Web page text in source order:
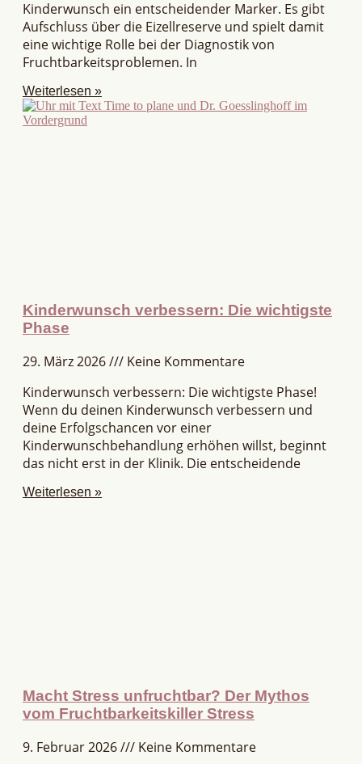
Kinderwunsch ein entscheidender Marker. Es gibt
Aufschluss über die Eizellreserve und spielt damit
eine wichtige Rolle bei der Diagnostik von
Fruchtbarkeitsproblemen. In
Weiterlesen »
Kinderwunsch verbessern: Die wichtigste
Phase
29. März 2026
Keine Kommentare
Kinderwunsch verbessern: Die wichtigste Phase!
Wenn du deinen Kinderwunsch verbessern und
deine Erfolgschancen vor einer
Kinderwunschbehandlung erhöhen willst, beginnt
das nicht erst in der Klinik. Die entscheidende
Weiterlesen »
Macht Stress unfruchtbar? Der Mythos
vom Fruchtbarkeitskiller Stress
9. Februar 2026
Keine Kommentare